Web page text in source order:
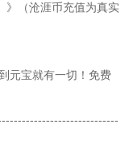
（沧涯币充值为真实
元宝就有一切！免费